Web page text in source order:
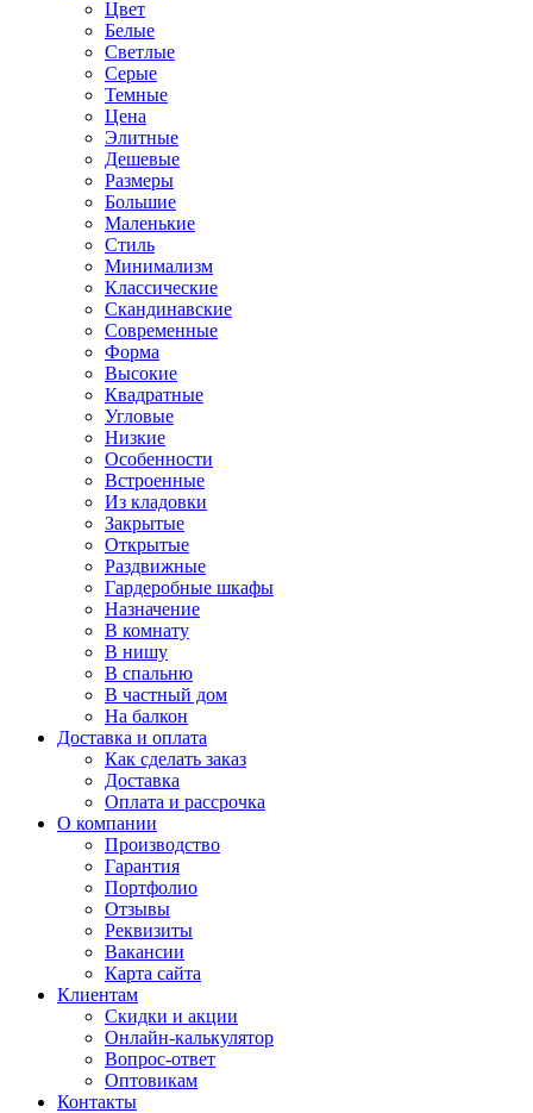
Цвет
Белые
Светлые
Серые
Темные
Цена
Элитные
Дешевые
Размеры
Большие
Маленькие
Стиль
Минимализм
Классические
Скандинавские
Современные
Форма
Высокие
Квадратные
Угловые
Низкие
Особенности
Встроенные
Из кладовки
Закрытые
Открытые
Раздвижные
Гардеробные шкафы
Назначение
В комнату
В нишу
В спальню
В частный дом
На балкон
Доставка и оплата
Как сделать заказ
Доставка
Оплата и рассрочка
О компании
Производство
Гарантия
Портфолио
Отзывы
Реквизиты
Вакансии
Карта сайта
Клиентам
Скидки и акции
Онлайн-калькулятор
Вопрос-ответ
Оптовикам
Контакты